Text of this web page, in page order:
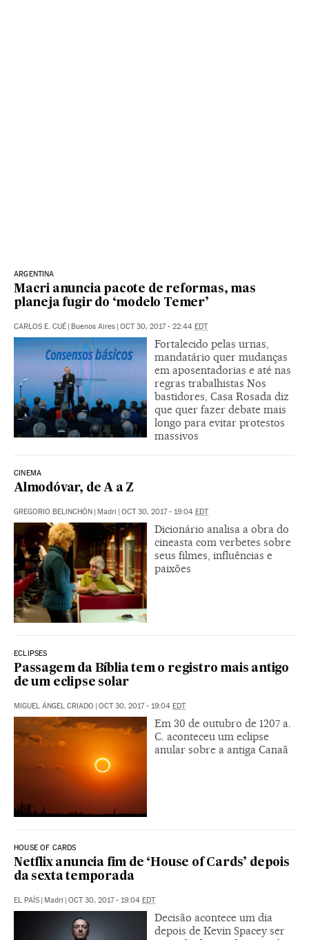
ARGENTINA
Macri anuncia pacote de reformas, mas
planeja fugir do ‘modelo Temer’
CARLOS E. CUÉ Buenos Aires OCT 30, 2017 - 22:44 EDT
Fortalecido pelas urnas,
mandatário quer mudanças
em aposentadorias e até nas
regras trabalhistas Nos
bastidores, Casa Rosada diz
que quer fazer debate mais
longo para evitar protestos
massivos
CINEMA
Almodóvar, de A a Z
GREGORIO BELINCHÓN Madri OCT 30, 2017 - 19:04 EDT
Dicionário analisa a obra do
cineasta com verbetes sobre
seus filmes, influências e
paixões
ECLIPSES
Passagem da Bíblia tem o registro mais antigo
de um eclipse solar
MIGUEL ÁNGEL CRIADO OCT 30, 2017 - 19:04 EDT
Em 30 de outubro de 1207 a.
C. aconteceu um eclipse
anular sobre a antiga Canaã
HOUSE OF CARDS
Netflix anuncia fim de ‘House of Cards’ depois
da sexta temporada
EL PAÍS | Madri | OCT 30, 2017 - 19:04 EDT
Decisão acontece um dia
depois de Kevin Spacey ser